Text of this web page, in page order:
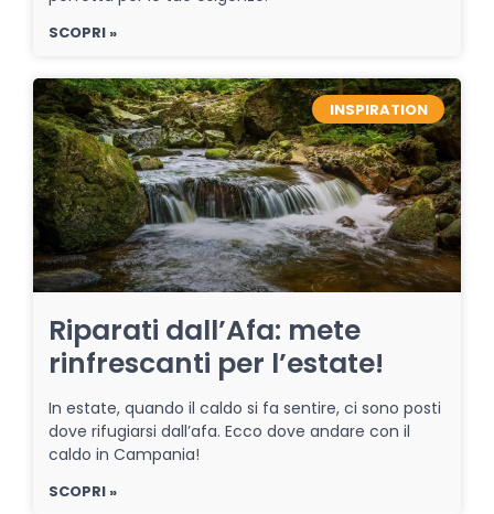
SCOPRI »
INSPIRATION
Riparati dall’Afa: mete
rinfrescanti per l’estate!
In estate, quando il caldo si fa sentire, ci sono posti
dove rifugiarsi dall’afa. Ecco dove andare con il
caldo in Campania!
SCOPRI »